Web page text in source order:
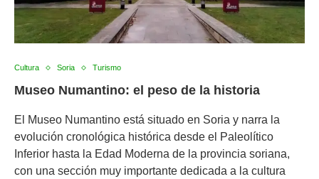
Cultura Soria Turismo
Museo Numantino: el peso de la historia
El Museo Numantino está situado en Soria y narra la
evolución cronológica histórica desde el Paleolítico
Inferior hasta la Edad Moderna de la provincia soriana,
con una sección muy importante dedicada a la cultura